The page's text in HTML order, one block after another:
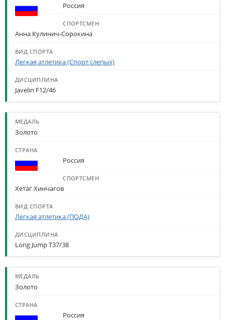
Россия
Анна Кулинич-Сорокина
Легкая атлетика (Спорт слепых)
Javelin F12/46
Золото
Россия
Хетаг Хинчагов
Легкая атлетика (ПОДА)
Long Jump T37/38
Золото
Россия